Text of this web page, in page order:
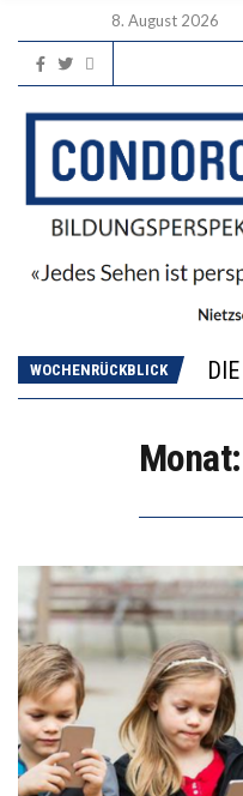
8. August 2026
WOCHENRÜCKBLICK
Monat: